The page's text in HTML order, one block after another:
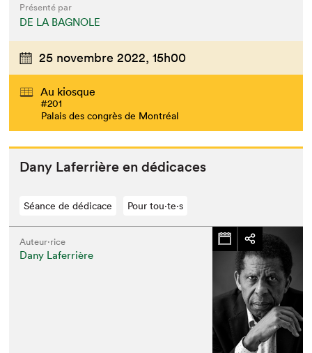
Présenté par
DE LA BAGNOLE
25 novembre 2022, 15h00
Au kiosque
#201
Palais des congrès de Montréal
Dany Lafer­rière en dédicaces
Séance de dédicace Pour tou⋅te⋅s
Auteur·rice
Dany Laferrière